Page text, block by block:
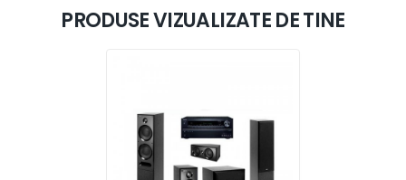
PRODUSE VIZUALIZATE DE TINE